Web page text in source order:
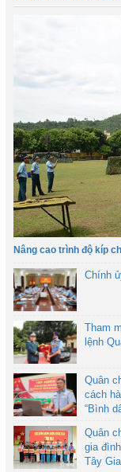
Nâng cao trình độ kíp
Chính
Tham
lệnh
Quân
cách
“Bình
Quân
gia
Tây